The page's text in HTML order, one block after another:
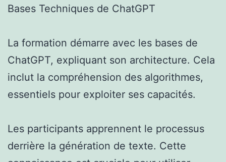
Bases Techniques de ChatGPT
La formation démarre avec les bases de
ChatGPT, expliquant son architecture. Cela
inclut la compréhension des algorithmes,
essentiels pour exploiter ses capacités.
Les participants apprennent le processus
derrière la génération de texte. Cette